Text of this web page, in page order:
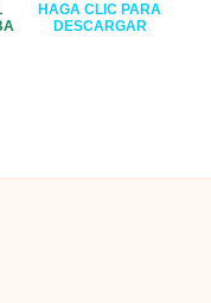
HAGA CLIC PARA
DESCARGAR